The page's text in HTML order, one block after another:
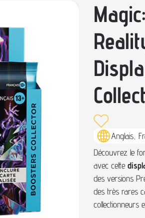
Anglais,
Découvrez le
avec cette
des versions
des très rares
collectionneurs